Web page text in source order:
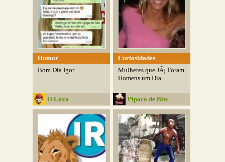
Humor
Bom Dia Igor
O Loxa
Curiosidades
Mulheres que JÃ¡ Foram
Homens um Dia
Pipoca de Bits